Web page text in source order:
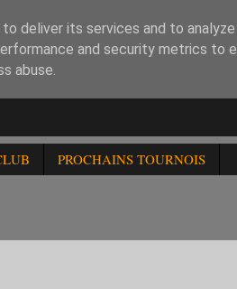
PROCHAINS TOURNOIS
deliver its services and to
and security metrics to
abuse.